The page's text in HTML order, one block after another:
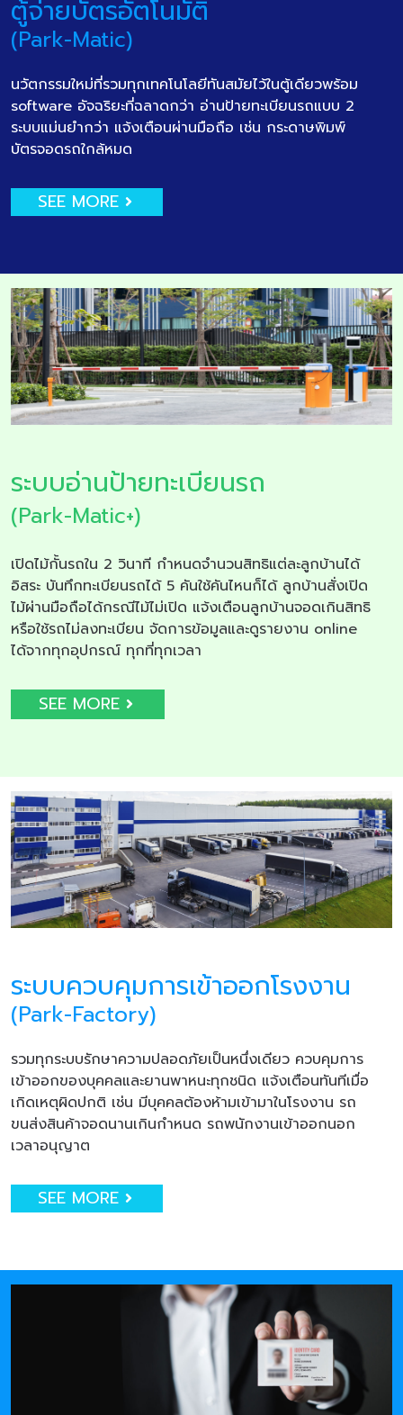
ตู้จ่ายบัตรอัตโนมัติ
(Park-Matic)
นวัตกรรมใหม่ที่รวมทุกเทคโนโลยีทันสมัยไว้ในตู้เดียวพร้อม
software อัจฉริยะที่ฉลาดกว่า อ่านป้ายทะเบียนรถแบบ 2
ระบบแม่นยำกว่า แจ้งเตือนผ่านมือถือ เช่น กระดาษพิมพ์
บัตรจอดรถใกล้หมด
SEE MORE
ระบบอ่านป้ายทะเบียนรถ
(Park-Matic+)
เปิดไม้กั้นรถใน 2 วินาที กำหนดจำนวนสิทธิแต่ละลูกบ้านได้
อิสระ บันทึกทะเบียนรถได้ 5 คันใช้คันไหนก็ได้ ลูกบ้านสั่งเปิด
ไม้ผ่านมือถือได้กรณีไม้ไม่เปิด แจ้งเตือนลูกบ้านจอดเกินสิทธิ
หรือใช้รถไม่ลงทะเบียน จัดการข้อมูลและดูรายงาน online
ได้จากทุกอุปกรณ์ ทุกที่ทุกเวลา
SEE MORE
ระบบควบคุมการเข้าออกโรงงาน
(Park-Factory)
รวมทุกระบบรักษาความปลอดภัยเป็นหนึ่งเดียว ควบคุมการ
เข้าออกของบุคคลและยานพาหนะทุกชนิด แจ้งเตือนทันทีเมื่อ
เกิดเหตุผิดปกติ เช่น มีบุคคลต้องห้ามเข้ามาในโรงงาน รถ
ขนส่งสินค้าจอดนานเกินกำหนด รถพนักงานเข้าออกนอก
เวลาอนุญาต
SEE MORE